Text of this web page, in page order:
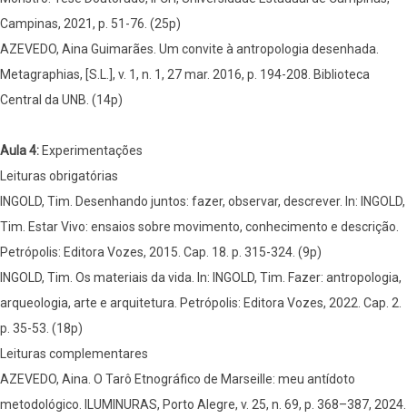
Campinas, 2021, p. 51-76. (25p)
AZEVEDO, Aina Guimarães. Um convite à antropologia desenhada.
Metagraphias, [S.L.], v. 1, n. 1, 27 mar. 2016, p. 194-208. Biblioteca
Central da UNB. (14p)
Aula 4: Experimentações
Leituras obrigatórias
INGOLD, Tim. Desenhando juntos: fazer, observar, descrever. In: INGOLD,
Tim. Estar Vivo: ensaios sobre movimento, conhecimento e descrição.
Petrópolis: Editora Vozes, 2015. Cap. 18. p. 315-324. (9p)
INGOLD, Tim. Os materiais da vida. In: INGOLD, Tim. Fazer: antropologia,
arqueologia, arte e arquitetura. Petrópolis: Editora Vozes, 2022. Cap. 2.
p. 35-53. (18p)
Leituras complementares
AZEVEDO, Aina. O Tarô Etnográfico de Marseille: meu antídoto
metodológico. ILUMINURAS, Porto Alegre, v. 25, n. 69, p. 368–387, 2024.